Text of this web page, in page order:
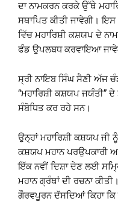
ਦਾ ਨਾਮਕਰਨ ਕਰਕੇ ਉੱਥੇ
ਸਥਾਪਿਤ ਕੀਤੀ ਜਾਵੇਗੀ।
ਵਿੱਚ ਮਹਾਰਿਸ਼ੀ ਕਸ਼ਯਪ ਦੇ
ਫੰਡ ਉਪਲਬਧ ਕਰਵਾਇਆ
ਸ੍ਰੀ ਨਾਇਬ ਸਿੰਘ ਸੈਣੀ ਅੱਜ
“ਮਹਾਰਿਸ਼ੀ ਕਸ਼ਯਪ ਜਯੰਤੀ”
ਸੰਬੋਧਿਤ ਕਰ ਰਹੇ ਸਨ।
ਉਨ੍ਹਾਂ ਮਹਾਰਿਸ਼ੀ ਕਸ਼ਯਪ ਜੀ
ਕਸ਼ਯਪ ਮਹਾਨ ਪਰਉਪਕਾਰੀ
ਇੱਕ ਨਵੀਂ ਦਿਸ਼ਾ ਦੇਣ ਲਈ
ਮਹਾਨ ਗ੍ਰੰਥਾਂ ਦੀ ਰਚਨਾ
ਗੌਰਵਪੂਰਨ ਦੱਸਦਿਆਂ ਕਿਹਾ